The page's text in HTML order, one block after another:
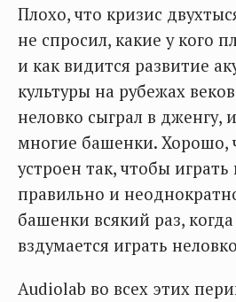
Плохо, что кризис
не спросил, какие у кого
и как видится развитие
культуры на рубежах
неловко сыграл в дженгу,
многие башенки. Хорошо,
устроен так, чтобы играть
правильно и
башенки всякий раз,
вздумается играть
Audiolab во всех этих